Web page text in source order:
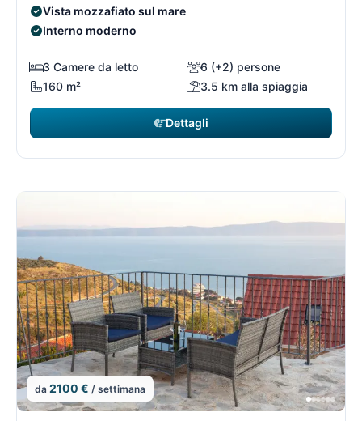
Vista mozzafiato sul mare
Interno moderno
3 Camere da letto
6 (+2) persone
160 m²
3.5 km alla spiaggia
Dettagli
da 2100 € / settimana